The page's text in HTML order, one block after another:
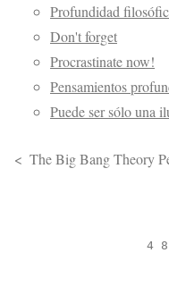
Profundidad
Don't forget
Procrastinate now!
Pensamientos
Puede ser sólo una
The Big Bang Theory
4